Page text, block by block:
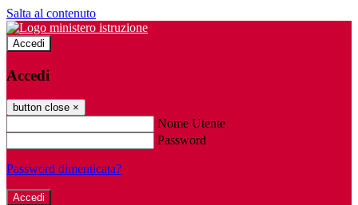
Salta al contenuto
Accedi
Accedi
button close ×
Nome Utente
Password
Password dimenticata?